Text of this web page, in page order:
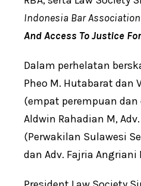
Indonesia Bar
And Access To Justice
Dalam perhelatan
Pheo M. Hutabarat dan
(empat perempuan dan
Aldwin Rahadian M,
(Perwakilan Sulawesi
dan Adv. Fajria